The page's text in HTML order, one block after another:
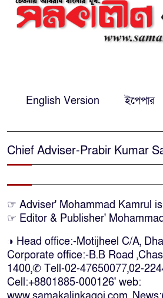
প্রাণনাশের
ডিসেম্বরের
চান শেখ
৭
স্থগিত
দক্ষিণ
লাশ আনা’সহ
ইউএনও’র
৯
দেশীয়
১০
দক্ষিণ
বাংলাদেশি
১১
English Version ইপেপার
Chief Adviser-Prabir Kumar
☞ Adviser' Mohammad Kamrul
☞ Editor & Publisher'
◑ Head office:-Motijheel C/A,
Corporate office:-B.B Road
1400,✆ Tell-02-47650077,02-
Cell:+8801885-000126' web: